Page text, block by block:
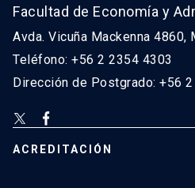
Facultad de Economía y
Avda. Vicuña Mackenna 4860,
Teléfono: +56 2 2354 4303
Dirección de Postgrado: +56
ACREDITACIÓN